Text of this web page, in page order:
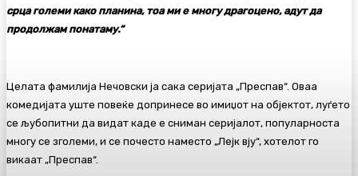
срца големи како планина, тоа ми е многу драгоцено, адут да
продолжам понатаму.“
Целата фамилија Нечовски ја сака серијата „Преспав“. Оваа
комедијата уште повеќе допринесе во имиџот на објектот, луѓето
се љубопитни да видат каде е сниман серијалот, популарноста
многу се зголеми, и се почесто наместо „Лејк вју“, хотелот го
викаат „Преспав“.